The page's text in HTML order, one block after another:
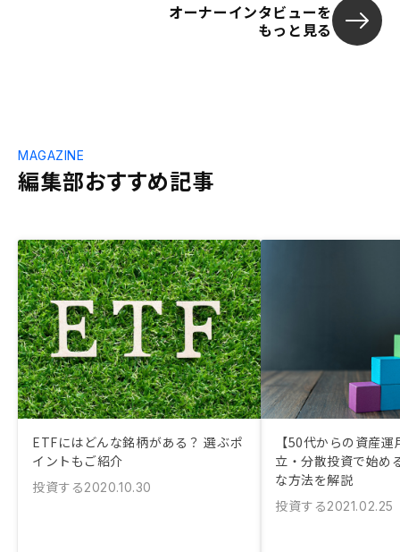
オーナーインタビューを
もっと見る
編集部おすすめ記事
MAGAZINE
ETFにはどんな銘柄がある？ 選ぶポ
イントもご紹介
投資する2020.10.30
【50代からの資産
立・分散投資で始め
な方法を解説
投資する2021.02.25